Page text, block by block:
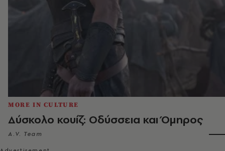
MORE IN CULTURE
Δύσκολο κουίζ: Οδύσσεια και Όμηρος
A.V. Team